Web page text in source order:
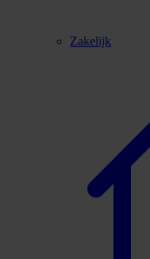
Zakelijk